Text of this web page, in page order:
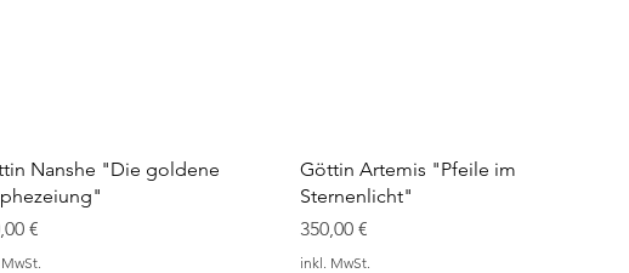
Nanshe "Die goldene
€
Göttin Artemis "Pfeile im
Sternenlicht"
Preis
350,00 €
inkl. MwSt.